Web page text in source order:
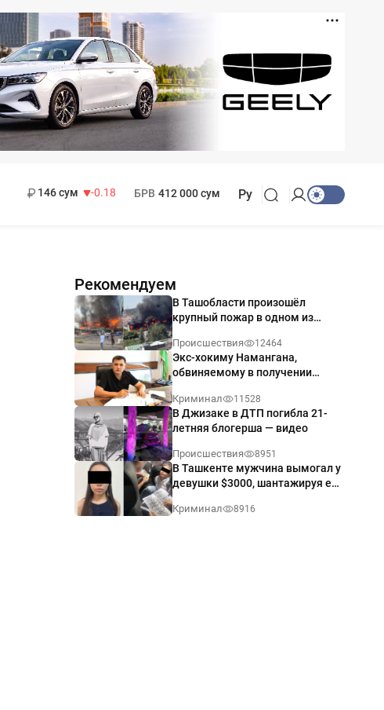
146 сум
-0.18
БРВ 412 000 сум Ру
Рекомендуем
В Ташобласти произошёл
крупный пожар в одном из
Происшествия 12464
Экс-хокиму Намангана,
обвиняемому в получении
приговор
Криминал 11528
В Джизаке в ДТП погибла 21-
летняя блогерша — видео
Происшествия 8951
В Ташкенте мужчина вымогал у
девушки $3000, шантажируя её
Криминал 8916